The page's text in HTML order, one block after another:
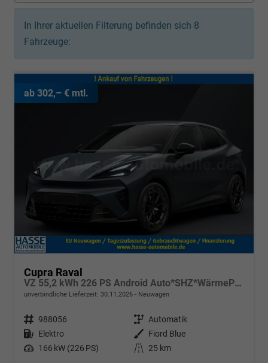
In Ihrer aktuellen Filterung befinden sich 8
Fahrzeuge:
ab 302,– € mtl.
Cupra Raval
VZ 55,2 kWh 226 PS Android Auto*SHZ*WärmePumpe*ACC*Kamera*Keyless*2Z Klimaauto*
unverbindliche Lieferzeit: 30.11.2026 Neuwagen
Fahrzeugnr. 988056 Getriebe Automatik
Kraftstoff Elektro Außenfarbe
Fiord Blue
Leistung 166 kW (226 PS) Kilometerstand 25 km